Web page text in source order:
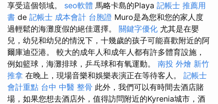
享受這個領域。 seo軟體 馬略卡島的Playa 記帳士 推薦用
書 de 記帳士 成本會計 台胞證 Muro是為您和您的家人度
過輕鬆的海灘度假的絕佳選擇。 關鍵字優化 尤其是在嬰
兒，幼兒和幼兒的情況下，十幾歲的孩子可能喜歡附近的阿
爾庫迪亞港。 較大的成年人和成年人都有許多體育設施，
例如籃球，海灘排球，乒乓球和有氧運動。 南投 外燴 新竹
推拿 在晚上，現場音樂和娛樂表演正在等待客人。 記帳士
會計重點 台中 中醫 整骨 此外，我們可以有時間去酒店賭
場，如果您想去酒店外，值得訪問附近的Kyrenia城市，酒